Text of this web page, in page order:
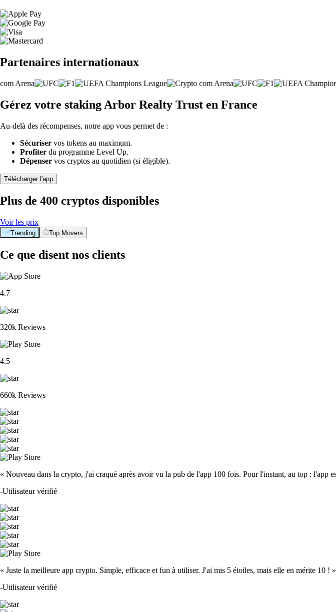
Partenaires internationaux
Gérez votre staking Arbor Realty Trust en France
Au-delà des récompenses, notre app vous permet de :
Sécuriser vos tokens au maximum.
Profiter du programme Level Up.
Dépenser vos cryptos au quotidien (si éligible).
Télécharger l'app
Plus de 400 cryptos disponibles
Voir les prix
Trending Top Movers
Ce que disent nos clients
4.7
320k Reviews
4.5
660k Reviews
« Nouveau dans la crypto, j'ai craqué après avoir vu la pub de l'app 100 fois. Pour l'instant, au top : l'app
-Utilisateur vérifié
« Juste la meilleure app crypto. Simple, efficace et fun à utiliser. J'ai mis 5 étoiles, mais elle en mérite 10 ! »
-Utilisateur vérifié